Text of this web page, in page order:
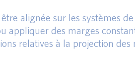
alignée sur les systèmes
des marges
relatives à la projection